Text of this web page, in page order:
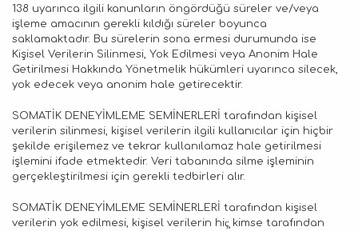
138 uyarınca ilgili kanunların öngördüğü süreler ve/veya
işleme amacının gerekli kıldığı süreler boyunca
saklamaktadır. Bu sürelerin sona ermesi durumunda ise
Kişisel Verilerin Silinmesi, Yok Edilmesi veya Anonim Hale
Getirilmesi Hakkında Yönetmelik hükümleri uyarınca silecek,
yok edecek veya anonim hale getirecektir.
SOMATİK DENEYİMLEME SEMİNERLERİ tarafından kişisel
verilerin silinmesi, kişisel verilerin ilgili kullanıcılar için hiçbir
şekilde erişilemez ve tekrar kullanılamaz hale getirilmesi
işlemini ifade etmektedir. Veri tabanında silme işleminin
gerçekleştirilmesi için gerekli tedbirleri alır.
SOMATİK DENEYİMLEME SEMİNERLERİ tarafından kişisel
verilerin yok edilmesi, kişisel verilerin hiç̧ kimse tarafından